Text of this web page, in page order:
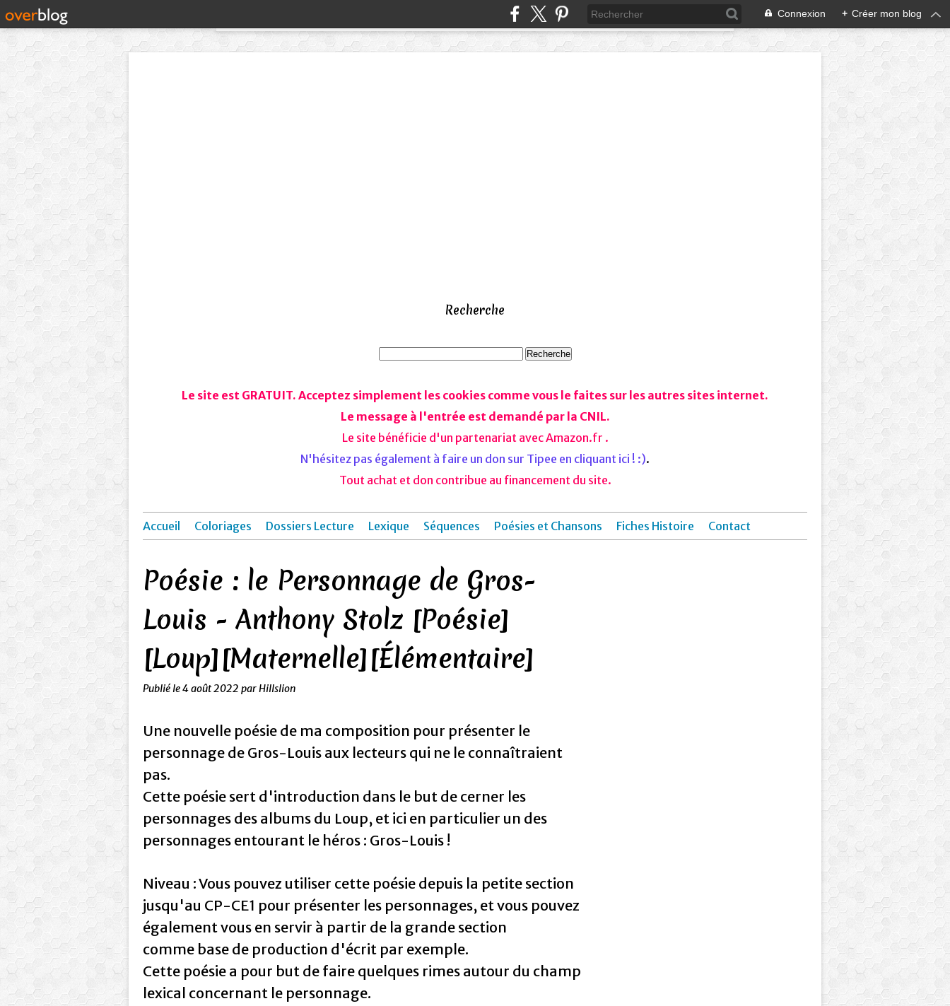
Connexion + Créer mon blog
Recherche
Le site est GRATUIT. Acceptez simplement les cookies comme vous le faites sur les autres sites internet.
Le message à l'entrée est demandé par la CNIL.
Le site bénéficie d'un partenariat avec Amazon.fr .
N'hésitez pas également à faire un don sur Tipee en cliquant ici ! :).
Tout achat et don contribue au financement du site.
Accueil Coloriages Dossiers Lecture Lexique Séquences Poésies et Chansons Fiches Histoire Contact
Poésie : le Personnage de Gros-
Louis - Anthony Stolz [Poésie]
[Loup][Maternelle][Élémentaire]
Publié le4 août 2022 par Hillslion
Une nouvelle poésie de ma composition pour présenter le
personnage de Gros-Louis aux lecteurs qui ne le connaîtraient
pas.
Cette poésie sert d'introduction dans le but de cerner les
personnages des albums du Loup, et ici en particulier un des
personnages entourant le héros : Gros-Louis !
Niveau : Vous pouvez utiliser cette poésie depuis la petite section
jusqu'au CP-CE1 pour présenter les personnages, et vous pouvez
également vous en servir à partir de la grande section
comme base de production d'écrit par exemple.
Cette poésie a pour but de faire quelques rimes autour du champ
lexical concernant le personnage.